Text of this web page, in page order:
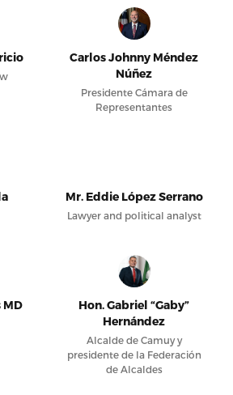
Carlos Johnny Méndez
Núñez
Presidente Cámara de
Representantes
Mr. Eddie López Serrano
Lawyer and political analyst
MD
Hon. Gabriel “Gaby”
Hernández
Alcalde de Camuy y
presidente de la Federación
de Alcaldes